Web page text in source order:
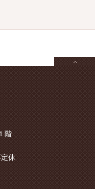
階
休